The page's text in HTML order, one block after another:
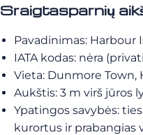
Sraigtasparnių
Pavadinimas: Harbour
IATA kodas: nėra
Vieta: Dunmore Town,
Aukštis: 3 m virš jūros
Ypatingos savybės:
kurortus ir prabangias